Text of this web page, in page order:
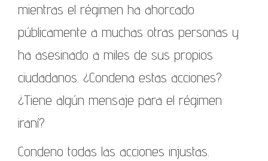
mientras el régimen ha ahorcado
públicamente a muchas otras personas y
ha asesinado a miles de sus propios
ciudadanos. ¿Condena estas acciones?
¿Tiene algún mensaje para el régimen
iraní?
Condeno todas las acciones injustas.